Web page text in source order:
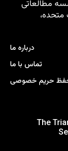
مطالعاتی
درباره ما
تماس با ما
حریم خصوصی
The